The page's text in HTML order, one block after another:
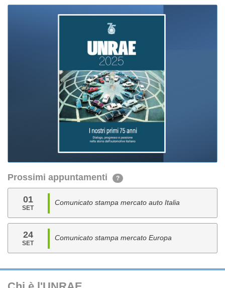
Prossimi appuntamenti ?
01
SET
Comunicato stampa mercato auto Italia
24
SET
Comunicato stampa mercato Europa